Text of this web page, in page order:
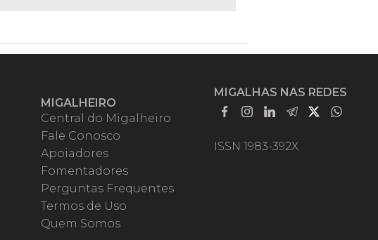
MIGALHEIRO
Central do Migalheiro
Fale Conosco
Apoiadores
Fomentadores
Perguntas Frequentes
Termos de Uso
Quem Somos
MIGALHAS NAS REDES
ISSN 1983-392X